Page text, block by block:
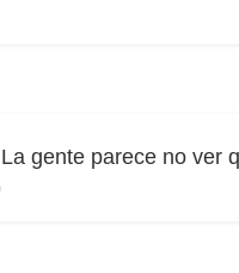
La gente parece no ver